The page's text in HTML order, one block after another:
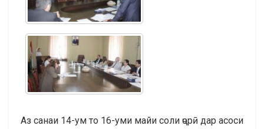
Аз санаи 14-ум то 16-уми майи соли ҷорӣ дар асоси